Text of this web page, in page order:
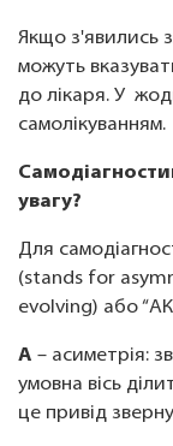
Якщо з'явились
можуть
до лікаря. У
самолікуванням.
увагу?
Для
(stands for
evolving) або
А – асиметрія:
умовна вісь
це привід